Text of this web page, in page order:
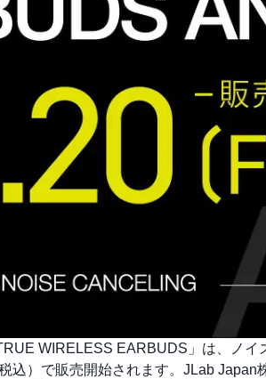
WIRELESS EARBUDS」は、ノ
込）で販売開始されます。JLab